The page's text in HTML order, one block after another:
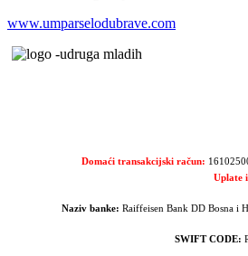
www.umparselodubrave.com
Domaći transakcijski račun:
Uplate
Naziv banke: Raiffeisen Bank DD Bosna i
SWIFT CODE: